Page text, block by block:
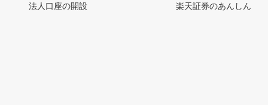
法人口座の開設
楽天証券のあんしん